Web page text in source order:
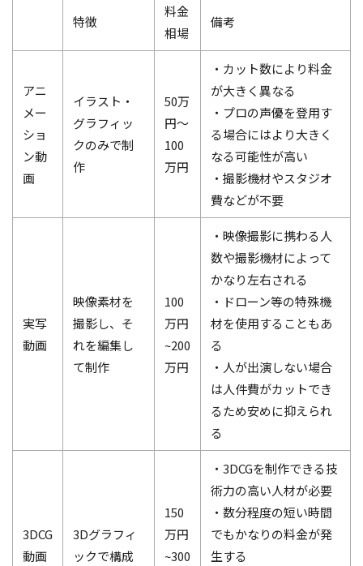
特徴
料金
相場
備考
アニ
メー
ショ
ン動
画
イラスト・
グラフィッ
クのみで制
作
50万
円～
100
万円
・カット数により料金
が大きく異なる
・プロの声優を登用す
る場合にはより大きく
なる可能性が高い
・撮影機材やスタジオ
費などが不要
実写
動画
映像素材を
撮影し、そ
れを編集し
て制作
100
万円
~200
万円
・映像撮影に携わる人
数や撮影機材によって
かなり左右される
・ドローン等の特殊機
材を使用することもあ
る
・人が出演しない場合
は人件費がカットでき
るため安めに抑えられ
る
3DCG
動画
3Dグラフィ
ックで構成
150
万円
~300
・3DCGを制作できる技
術力の高い人材が必要
・数分程度の短い時間
でもかなりの料金が発
生する